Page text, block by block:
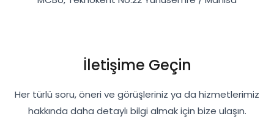
İletişime Geçin
Her türlü soru, öneri ve görüşleriniz ya da hizmetlerimiz
hakkında daha detaylı bilgi almak için bize ulaşın.